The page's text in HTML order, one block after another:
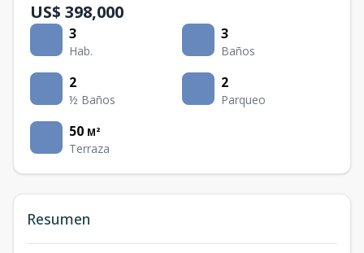
US$ 398,000
3
Hab.
3
Baños
2
½ Baños
2
Parqueo
50 M²
Terraza
Resumen